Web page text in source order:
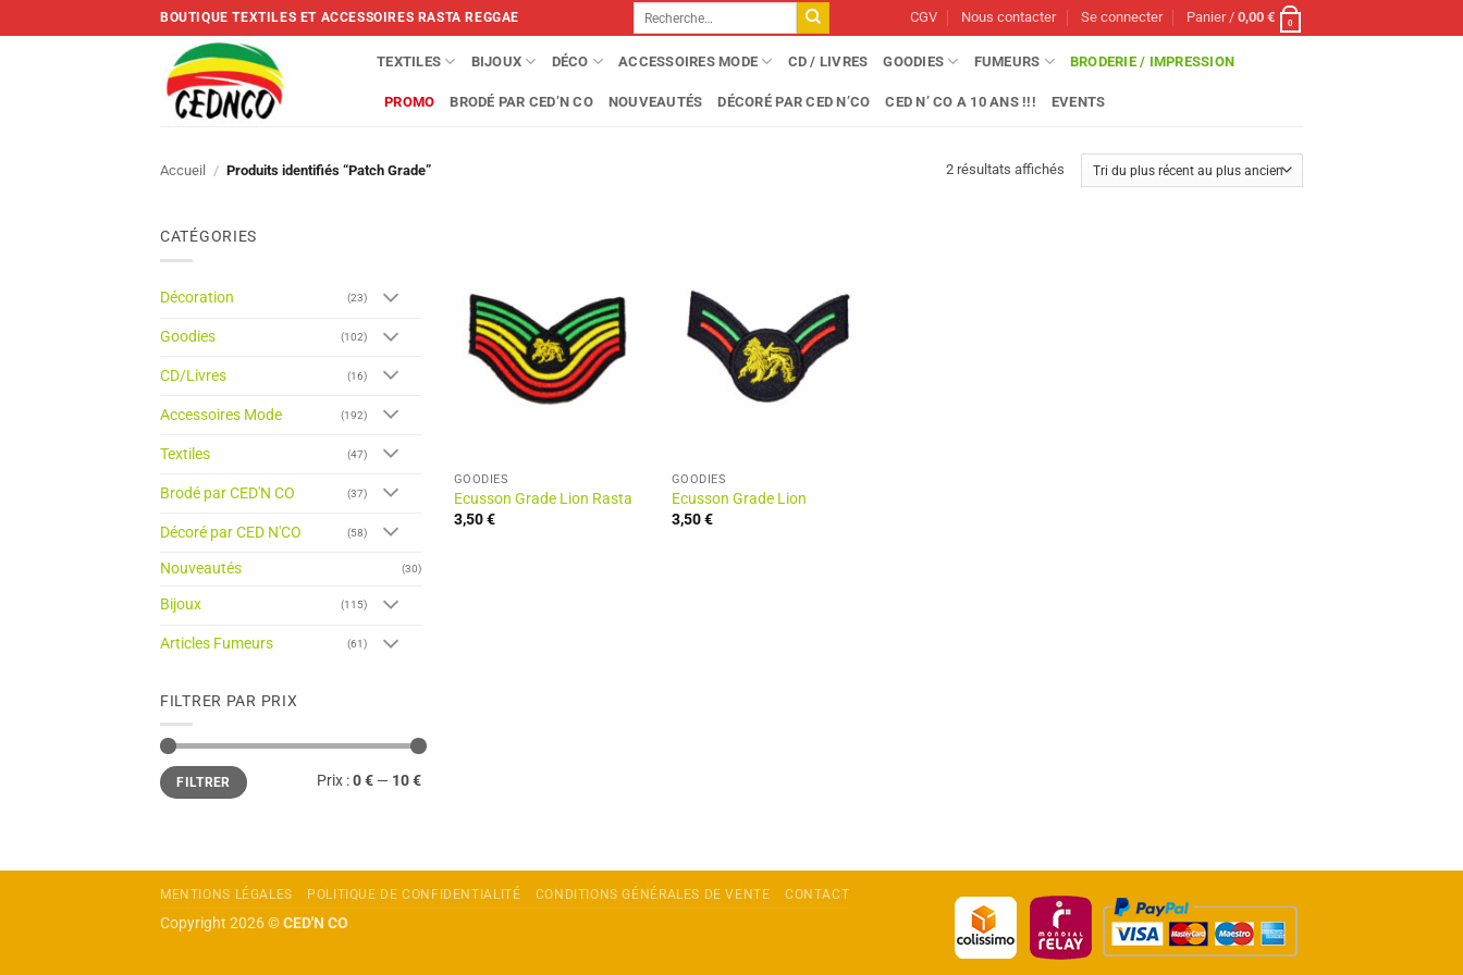
to
BOUTIQUE TEXTILES ET ACCESSOIRES RASTA REGGAE
Recherche
pour :
CGV Nous contacter Se connecter Panier /0,00€ 0
TEXTILES BIJOUX DÉCO ACCESSOIRES MODE CD / LIVRES GOODIES FUMEURS BRODERIE / IMPRESSION
PROMO BRODÉ PAR CED’N CO NOUVEAUTÉS DÉCORÉ PAR CED N’CO CED N’ CO A 10 ANS !!! EVENTS
Accueil / Produits identifiés “Patch Grade” 2 résultats affichésTrié
CATÉGORIES
Décoration (23)
Goodies (102)
CD/Livres (16)
Accessoires Mode (192)
Textiles (47)
Brodé par CED'N CO (37)
Décoré par CED N'CO (58)
Nouveautés (30)
Bijoux (115)
Articles Fumeurs (61)
FILTRER PAR PRIX
Prix
min
Prix
maxFILTRER Prix :0 € — 10 €
GOODIES
Ecusson Grade Lion Rasta
3,50€
GOODIES
Ecusson Grade Lion
3,50€
MENTIONS LÉGALES POLITIQUE DE CONFIDENTIALITÉ CONDITIONS GÉNÉRALES DE VENTE CONTACT
Copyright 2026 ©CED'N CO